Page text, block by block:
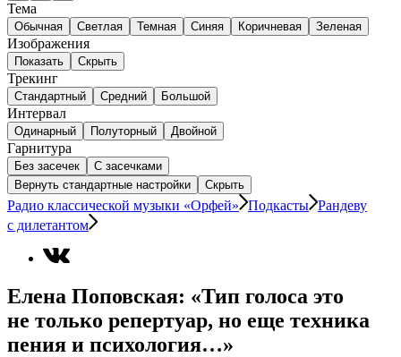
Тема
Обычная Светлая Темная Синяя Коричневая Зеленая
Изображения
Показать Скрыть
Трекинг
Стандартный Средний Большой
Интервал
Одинарный Полуторный Двойной
Гарнитура
Без засечек
С засечками
Вернуть стандартные настройки
Скрыть
Радио классической музыки «Орфей» Подкасты Рандеву
с дилетантом
Елена Поповская: «Тип голоса это
не только репертуар, но еще техника
пения и психология…»